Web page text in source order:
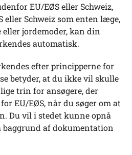
EU/EØS eller Schweiz,
eller Schweiz som enten læge,
jordemoder, kan din
automatisk.
efter principperne for
betyder, at du ikke vil skulle
trin for ansøgere, der
EU/EØS, når du søger om at
Du vil i stedet kunne opnå
baggrund af dokumentation